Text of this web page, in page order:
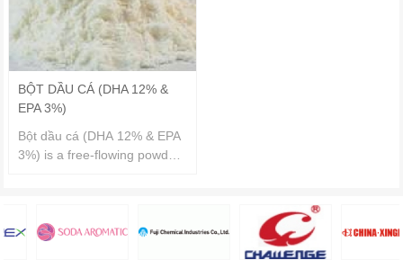
BỘT DẦU CÁ (DHA 12% &
EPA 3%)
Bột dầu cá (DHA 12% & EPA
3%) is a free-flowing powder
acid powder with great